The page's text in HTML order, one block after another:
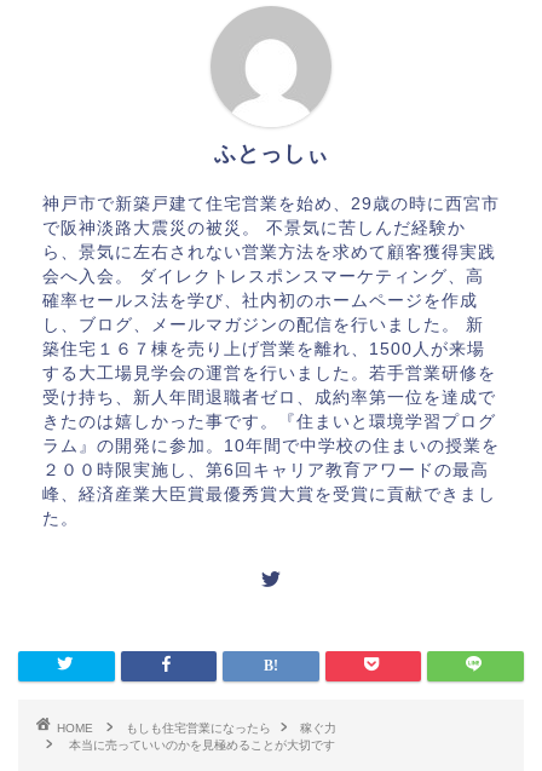
ふとっしぃ
神戸市で新築戸建て住宅営業を始め、29歳の時に西宮市
で阪神淡路大震災の被災。 不景気に苦しんだ経験か
ら、景気に左右されない営業方法を求めて顧客獲得実践
会へ入会。 ダイレクトレスポンスマーケティング、高
確率セールス法を学び、社内初のホームページを作成
し、ブログ、メールマガジンの配信を行いました。 新
築住宅１６７棟を売り上げ営業を離れ、1500人が来場
する大工場見学会の運営を行いました。若手営業研修を
受け持ち、新人年間退職者ゼロ、成約率第一位を達成で
きたのは嬉しかった事です。『住まいと環境学習プログ
ラム』の開発に参加。10年間で中学校の住まいの授業を
２００時限実施し、第6回キャリア教育アワードの最高
峰、経済産業大臣賞最優秀賞大賞を受賞に貢献できまし
た。
HOME もしも住宅営業になったら
稼ぐ力
本当に売っていいのかを見極めることが大切です